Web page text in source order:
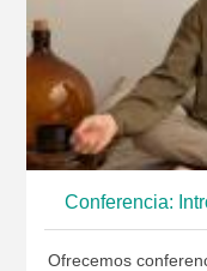
Conferencia:
Ofrecemos